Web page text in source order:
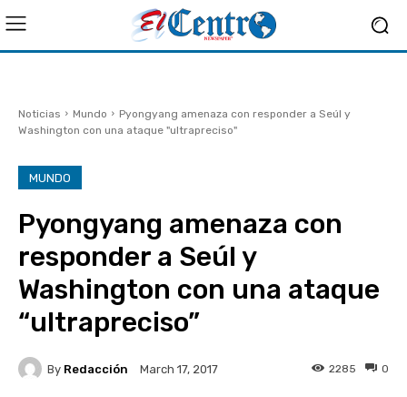
Noticias Mundo
Pyongyang amenaza con responder a Seúl y
Washington con una ataque "ultrapreciso"
MUNDO
Pyongyang amenaza con
responder a Seúl y
Washington con una ataque
“ultrapreciso”
By Redacción March 17, 2017 0
2285